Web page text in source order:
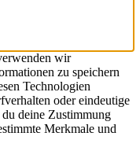
wir
zu speichern
Technologien
oder eindeutige
deine Zustimmung
Merkmale und